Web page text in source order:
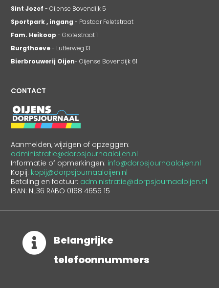
Sint Jozef - Oijense Bovendijk 5
Sportpark , ingang - Pastoor Feletstraat
Fam. Heikoop - Grotestraat 1
Burgthoeve- Lutterweg 13
Bierbrouwerij Oijen- Oijense Bovendijk 61
CONTACT
Aanmelden, wijzigen of opzeggen:
administratie@dorpsjournaaloijen.nl
Informatie of opmerkingen: info@dorpsjournaaloijen.nl
Kopij: kopij@dorpsjournaaloijen.nl
Betaling en factuur: administratie@dorpsjournaaloijen.nl
IBAN: NL36 RABO 0168 4655 15

Belangrijke
telefoonnummers